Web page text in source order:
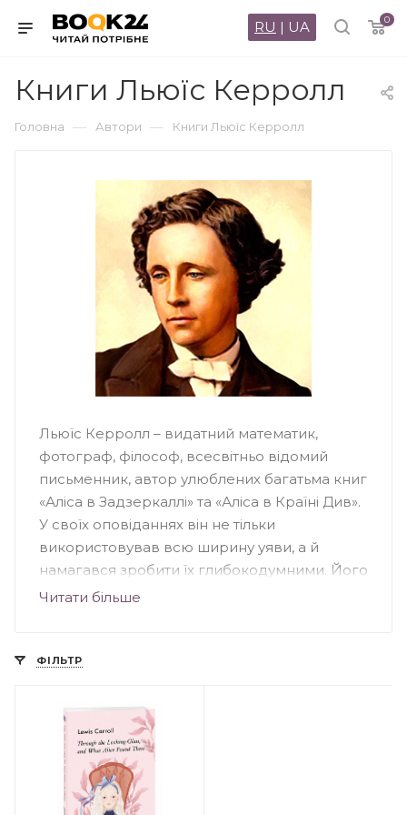
0
RU | UA
Книги Льюїс Керролл
Головна — Автори — Книги Льюїс Керролл
Льюїс Керролл – видатний математик,
фотограф, філософ, всесвітньо відомий
письменник, автор улюблених багатьма книг
«Аліса в Задзеркаллі» та «Аліса в Країні Див».
У своїх оповіданнях він не тільки
використовував всю ширину уяви, а й
намагався зробити їх глибокодумними. Його
творчість настільки сподобалось читачам, що
Льюїс Керролл народився в сім'ї
священника, в січні 1832 року. Батько сам
займався його освітою. Крім Керролла в
родині було ще сім сестер та четверо братів.
Читати більше
ФІЛЬТР